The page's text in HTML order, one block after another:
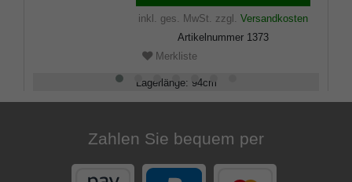
inkl. ges. MwSt. zzgl. Versandkosten
Artikelnummer 1373
Merkliste
Lagerlänge: 94cm
Zahlen Sie bequem per